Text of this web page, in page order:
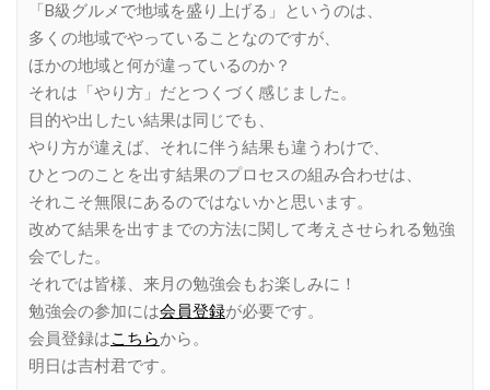
「B級グルメで地域を盛り上げる」というのは、
多くの地域でやっていることなのですが、
ほかの地域と何が違っているのか？
それは「やり方」だとつくづく感じました。
目的や出したい結果は同じでも、
やり方が違えば、それに伴う結果も違うわけで、
ひとつのことを出す結果のプロセスの組み合わせは、
それこそ無限にあるのではないかと思います。
改めて結果を出すまでの方法に関して考えさせられる勉強
会でした。
それでは皆様、来月の勉強会もお楽しみに！
勉強会の参加には会員登録が必要です。
会員登録はこちらから。
明日は吉村君です。